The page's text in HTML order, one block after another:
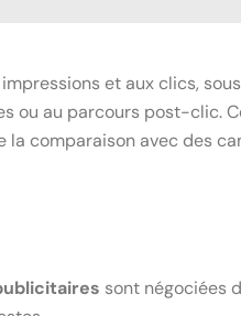
et aux clics,
ou au parcours post-clic.
comparaison avec des
sont négociées